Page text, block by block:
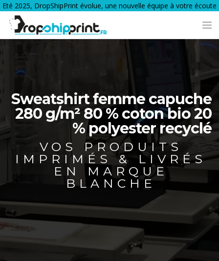
Eté 2025, DropShipPrint évolue, une nouvelle équipe à votre écoute
Sweatshirt femme capuche
280 g/m² 80 % coton bio 20
% polyester recyclé
VOS PRODUITS
IMPRIMÉS & LIVRÉS
EN MARQUE
BLANCHE